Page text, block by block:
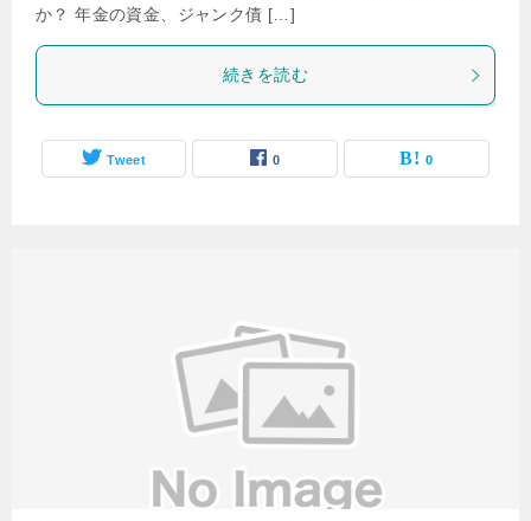
か？ 年金の資金、ジャンク債 […]
続きを読む
Tweet 0 0